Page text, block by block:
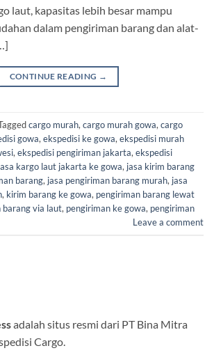
laut, kapasitas lebih besar mampu
dalam pengiriman barang dan alat-
CONTINUE READING →
cargo murah, cargo murah gowa, cargo
gowa, ekspedisi ke gowa, ekspedisi murah
, ekspedisi pengiriman jakarta, ekspedisi
kargo laut jakarta ke gowa, jasa kirim barang
barang, jasa pengiriman barang murah, jasa
, kirim barang ke gowa, pengiriman barang lewat
barang via laut, pengiriman ke gowa, pengiriman
Leave a comment
adalah situs resmi dari PT Bina Mitra
Cargo.